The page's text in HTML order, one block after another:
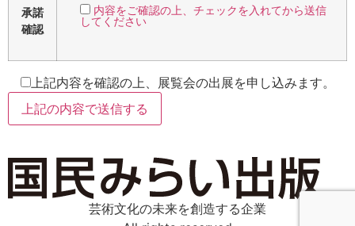
承諾
確認
内容をご確認の上、チェックを入れてから送信
してください
上記内容を確認の上、展覧会の出展を申し込みます。
芸術文化の未来を創造する企業